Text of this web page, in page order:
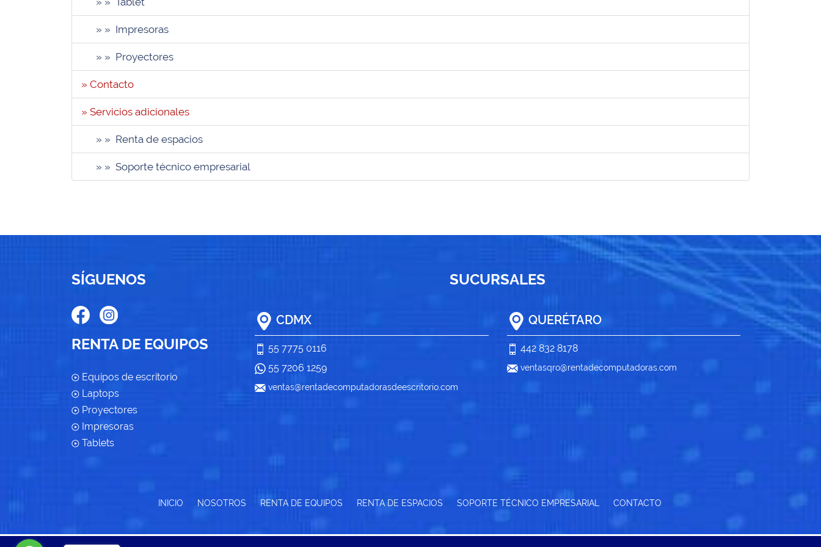
» » Impresoras
» » Proyectores
» Contacto
» Servicios adicionales
» » Renta de espacios
» » Soporte técnico empresarial
SÍGUENOS
RENTA DE EQUIPOS
Equipos de escritorio
Laptops
Proyectores
Impresoras
Tablets
SUCURSALES
CDMX
55 7775 0116
55 7206 1259
ventas@rentadecomputadorasdeescritorio.com
QUERÉTARO
442 832 8178
ventasqro@rentadecomputadoras.com
INICIO NOSOTROS RENTA DE EQUIPOS RENTA DE ESPACIOS SOPORTE TÉCNICO EMPRESARIAL CONTACTO